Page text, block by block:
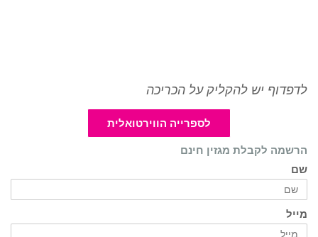
לדפדוף יש להקליק על הכריכה
לספרייה הווירטואלית
הרשמה לקבלת מגזין חינם
שם
מייל